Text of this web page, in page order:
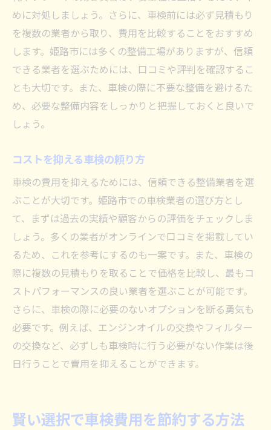
めに対処しましょう。さらに、車検前には必ず見積もり
を複数の業者から取り、費用を比較することをおすすめ
します。姫路市には多くの整備工場がありますが、信頼
できる業者を選ぶためには、口コミや評判を確認するこ
とも大切です。また、車検の際に不要な整備を避けるた
め、必要な整備内容をしっかりと把握しておくと良いで
しょう。
コストを抑える車検の頼り方
車検の費用を抑えるためには、信頼できる整備業者を選
ぶことが大切です。姫路市での車検業者の選び方とし
て、まずは過去の実績や顧客からの評価をチェックしま
しょう。多くの業者がオンラインで口コミを掲載してい
るため、これを参考にするのも一案です。また、車検の
際に複数の見積もりを取ることで価格を比較し、最もコ
ストパフォーマンスの良い業者を選ぶことが可能です。
さらに、車検の際に必要のないオプションを断る勇気も
必要です。例えば、エンジンオイルの交換やフィルター
の交換など、必ずしも車検時に行う必要がない作業は後
日行うことで費用を抑えることができます。
賢い選択で車検費用を節約する方法